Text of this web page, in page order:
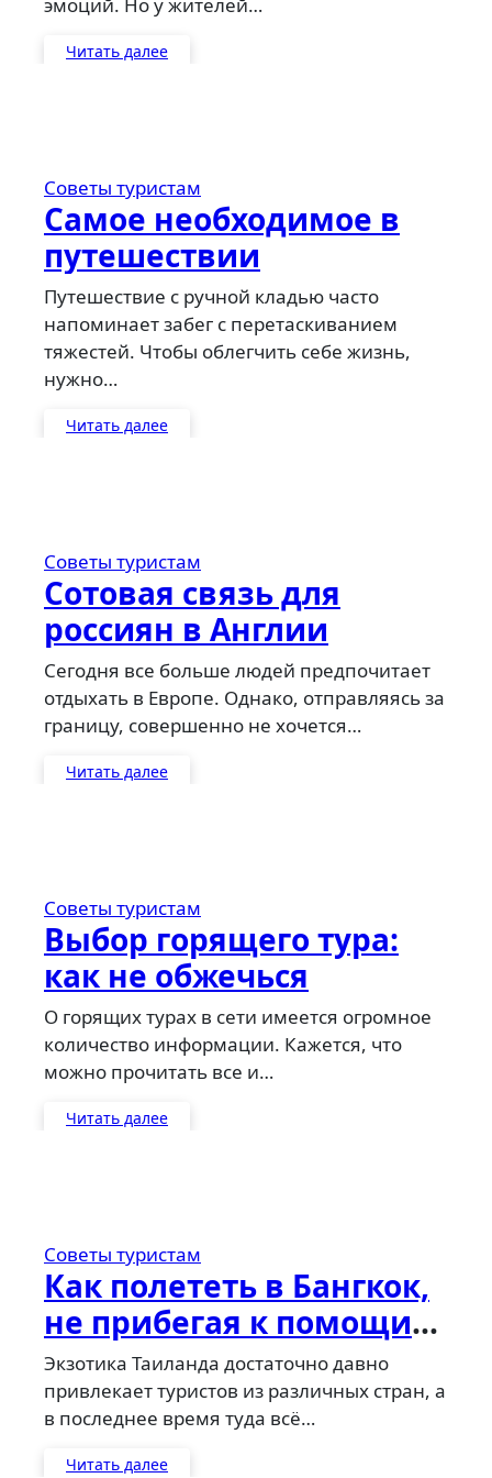
Читать далее
Советы туристам
Самое необходимое в
путешествии
Путешествие с ручной кладью часто
напоминает забег с перетаскиванием
тяжестей. Чтобы облегчить себе жизнь,
нужно…
Читать далее
Советы туристам
Сотовая связь для
россиян в Англии
Сегодня все больше людей предпочитает
отдыхать в Европе. Однако, отправляясь за
границу, совершенно не хочется…
Читать далее
Советы туристам
Выбор горящего тура:
как не обжечься
О горящих турах в сети имеется огромное
количество информации. Кажется, что
можно прочитать все и…
Читать далее
Советы туристам
Как полететь в Бангкок,
не прибегая к помощи
турфирм
Экзотика Таиланда достаточно давно
привлекает туристов из различных стран, а
в последнее время туда всё…
Читать далее